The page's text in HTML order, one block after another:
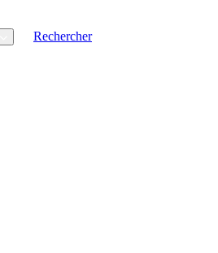
Rechercher